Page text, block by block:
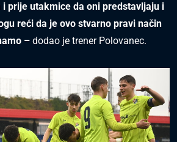
i prije utakmice da oni predstavljaju i
reći da je ovo stvarno pravi način
– dodao je trener Polovanec.